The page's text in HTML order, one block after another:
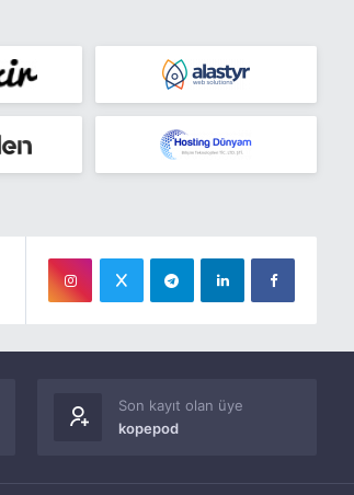
Son kayıt olan üye
kopepod